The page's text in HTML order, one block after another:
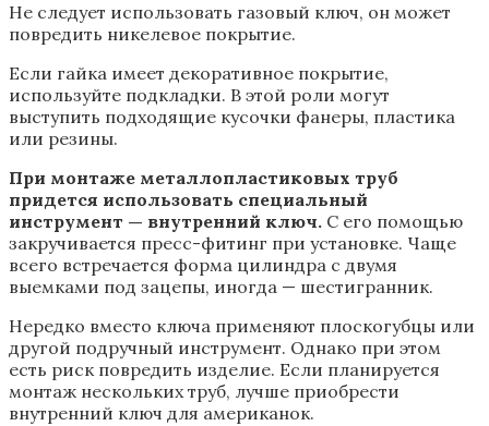
Не следует использовать газовый ключ, он может
повредить никелевое покрытие.
Если гайка имеет декоративное покрытие,
используйте подкладки. В этой роли могут
выступить подходящие кусочки фанеры, пластика
или резины.
При монтаже металлопластиковых труб
придется использовать специальный
инструмент — внутренний ключ. С его помощью
закручивается пресс-фитинг при установке. Чаще
всего встречается форма цилиндра с двумя
выемками под зацепы, иногда — шестигранник.
Нередко вместо ключа применяют плоскогубцы или
другой подручный инструмент. Однако при этом
есть риск повредить изделие. Если планируется
монтаж нескольких труб, лучше приобрести
внутренний ключ для американок.